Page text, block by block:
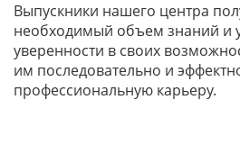
Выпускники нашего центра
необходимый объем знаний и
уверенности в своих
им последовательно и
профессиональную карьеру.